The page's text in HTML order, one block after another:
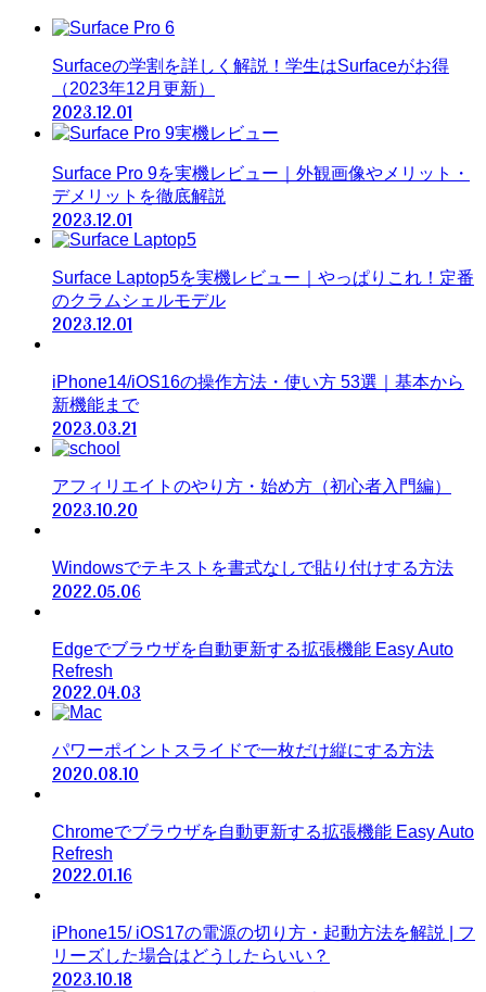
Surfaceの学割を詳しく解説！学生はSurfaceがお得
（2023年12月更新）
2023.12.01
Surface Pro 9を実機レビュー｜外観画像やメリット・
デメリットを徹底解説
2023.12.01
Surface Laptop5を実機レビュー｜やっぱりこれ！定番
のクラムシェルモデル
2023.12.01
iPhone14/iOS16の操作方法・使い方 53選｜基本から
新機能まで
2023.03.21
アフィリエイトのやり方・始め方（初心者入門編）
2023.10.20
Windowsでテキストを書式なしで貼り付けする方法
2022.05.06
Edgeでブラウザを自動更新する拡張機能 Easy Auto
Refresh
2022.04.03
パワーポイントスライドで一枚だけ縦にする方法
2020.08.10
Chromeでブラウザを自動更新する拡張機能 Easy Auto
Refresh
2022.01.16
iPhone15/ iOS17の電源の切り方・起動方法を解説 | フ
リーズした場合はどうしたらいい？
2023.10.18